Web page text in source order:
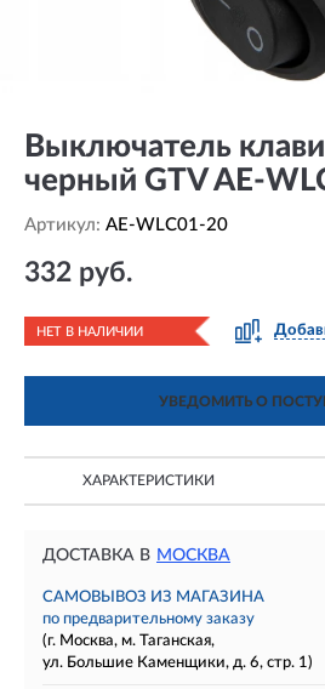
Выключатель
черный GTV AE-
Артикул: AE-WLC01-20
332 руб.
НЕТ В НАЛИЧИИ
УВЕДОМИТЬ О
ХАРАКТЕРИСТИКИ
ДОСТАВКА В МОСКВА
САМОВЫВОЗ ИЗ МАГАЗИНА
по предварительному заказу
(г. Москва, м. Таганская,
ул. Большие Каменщики, д. 6, стр. 1)